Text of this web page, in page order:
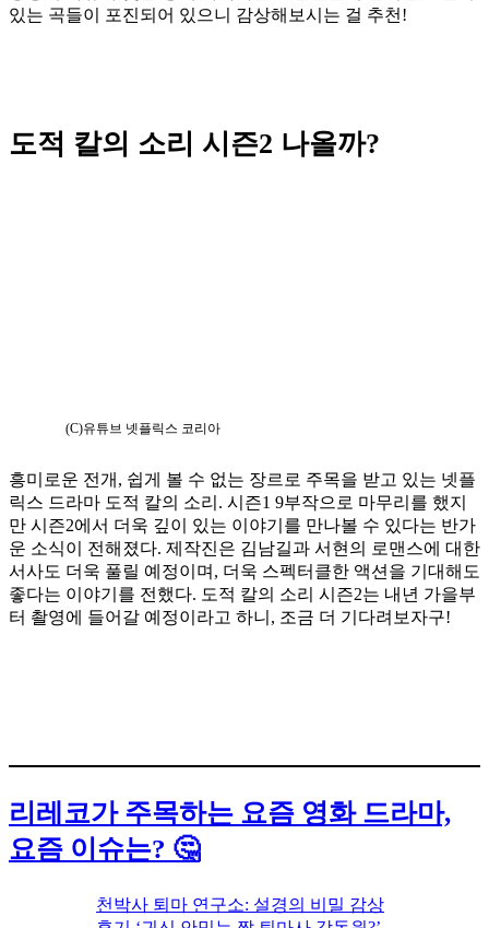
있는 곡들이 포진되어 있으니 감상해보시는 걸 추천!
도적 칼의 소리 시즌2 나올까?
(C)유튜브 넷플릭스 코리아
흥미로운 전개, 쉽게 볼 수 없는 장르로 주목을 받고 있는 넷플
릭스 드라마 도적 칼의 소리. 시즌1 9부작으로 마무리를 했지
만 시즌2에서 더욱 깊이 있는 이야기를 만나볼 수 있다는 반가
운 소식이 전해졌다. 제작진은 김남길과 서현의 로맨스에 대한
서사도 더욱 풀릴 예정이며, 더욱 스펙터클한 액션을 기대해도
좋다는 이야기를 전했다. 도적 칼의 소리 시즌2는 내년 가을부
터 촬영에 들어갈 예정이라고 하니, 조금 더 기다려보자구!
리레코가 주목하는 요즘 영화 드라마,
요즘 이슈는? 🤔
천박사 퇴마 연구소: 설경의 비밀 감상